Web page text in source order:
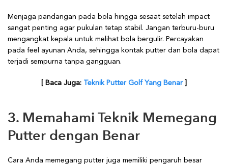
Menjaga pandangan pada bola hingga sesaat setelah impact
sangat penting agar pukulan tetap stabil. Jangan terburu-buru
mengangkat kepala untuk melihat bola bergulir. Percayakan
pada feel ayunan Anda, sehingga kontak putter dan bola dapat
terjadi sempurna tanpa gangguan.
[ Baca Juga: Teknik Putter Golf Yang Benar]
3. Memahami Teknik Memegang
Putter dengan Benar
Cara Anda memegang putter juga memiliki pengaruh besar